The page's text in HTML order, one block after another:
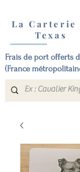
La Carterie
Texas
Frais de port offerts
(France